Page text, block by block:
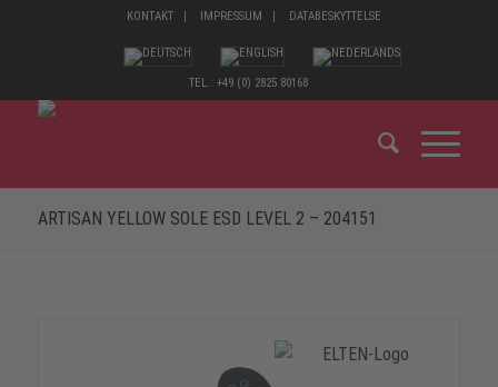
KONTAKT IMPRESSUM DATABESKYTTELSE
TEL.: +49 (0) 2825 80168
ARTISAN YELLOW SOLE ESD LEVEL 2 – 204151